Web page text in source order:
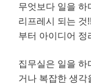
무엇보다 일을 하
리프레시 되는 것
부터 아이디어 정
집무실은 일을
거나 복잡한 생각